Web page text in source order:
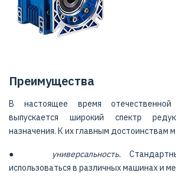
Преимущества
В настоящее время отечественной
выпускается широкий спектр
назначения. К их главным достоинствам
● универсальность.
использоваться в различных машинах и